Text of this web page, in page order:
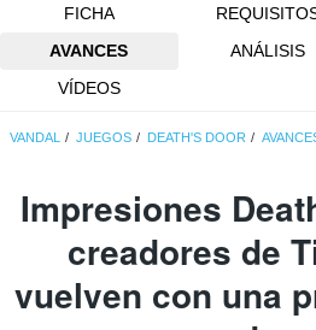
FICHA
AVANCES
ANÁLISIS
VÍDEOS
VANDAL JUEGOS DEATH'S DOOR
Impresiones
creadores de
vuelven con una